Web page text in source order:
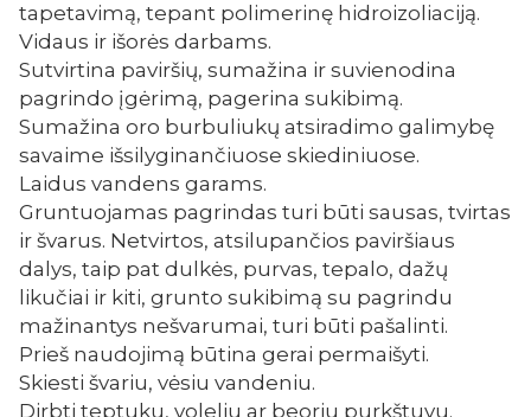
tapetavimą, tepant polimerinę hidroizoliaciją.
Vidaus ir išorės darbams.
Sutvirtina paviršių, sumažina ir suvienodina
pagrindo įgėrimą, pagerina sukibimą.
Sumažina oro burbuliukų atsiradimo galimybę
savaime išsilyginančiuose skiediniuose.
Laidus vandens garams.
Gruntuojamas pagrindas turi būti sausas, tvirtas
ir švarus. Netvirtos, atsilupančios paviršiaus
dalys, taip pat dulkės, purvas, tepalo, dažų
likučiai ir kiti, grunto sukibimą su pagrindu
mažinantys nešvarumai, turi būti pašalinti.
Prieš naudojimą būtina gerai permaišyti.
Skiesti švariu, vėsiu vandeniu.
Dirbti teptuku, voleliu ar beoriu purkštuvu.